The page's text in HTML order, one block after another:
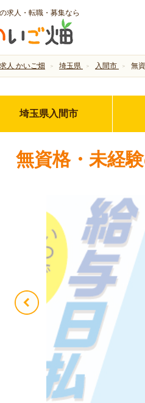
求人・転職・募集なら
人 かいご畑 埼玉県 入間市 無
埼玉県入間市
無資格・未経